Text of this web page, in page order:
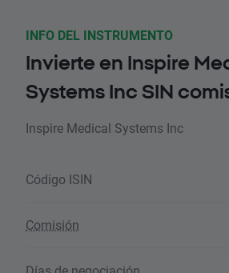
INFO DEL INSTRUMENTO
Invierte en Inspire
Systems Inc SIN
Inspire Medical Systems Inc
Código ISIN
Comisión